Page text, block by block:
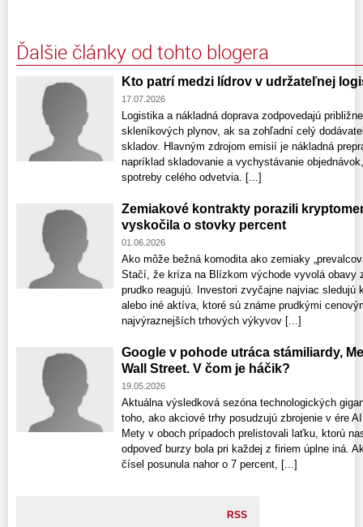
Ďalšie články od tohto blogera
Kto patrí medzi lídrov v udržateľnej
17.07.2026
Logistika a nákladná doprava zodpovedajú
skleníkových plynov, ak sa zohľadní celý
skladov. Hlavným zdrojom emisií je nákladná
napríklad skladovanie a vychystávanie
spotreby celého odvetvia. [...]
Zemiakové kontrakty porazili
vyskočila o stovky percent
01.06.2026
Ako môže bežná komodita ako zemiaky
Stačí, že kríza na Blízkom východe vyvolá obavy
prudko reagujú. Investori zvyčajne najviac sledujú
alebo iné aktíva, ktoré sú známe prudkými
najvýraznejších trhových výkyvov [...]
Google v pohode utráca stámiliardy,
Wall Street. V čom je háčik?
19.05.2026
Aktuálna výsledková sezóna technologických
toho, ako akciové trhy posudzujú zbrojenie v ére
Mety v oboch prípadoch prelistovali laťku, ktorú
odpoveď burzy bola pri každej z firiem úplne iná.
čísel posunula nahor o 7 percent, [...]
RSS